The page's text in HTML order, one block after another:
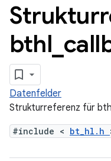
bthl
Datenfelder
Strukturreferenz für
#include < bt_hl.h